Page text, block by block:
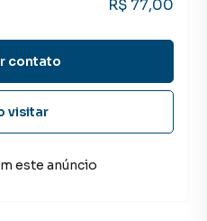
R$ 77,00
contato
visitar
este anúncio